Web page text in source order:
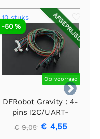

AFGEPRIJSD
10 stuks
Op voorraad
-50 %
DFRobot Gravity : 4-
pins I2C/UART-
sensorkabel voor
Arduino - 50 cm (10
€ 9,05 € 4,55